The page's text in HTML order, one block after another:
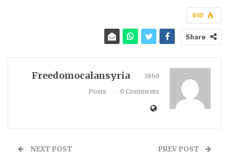
640
Share
Freedomocalansyria
3860
Posts
0 Comments
NEXT POST